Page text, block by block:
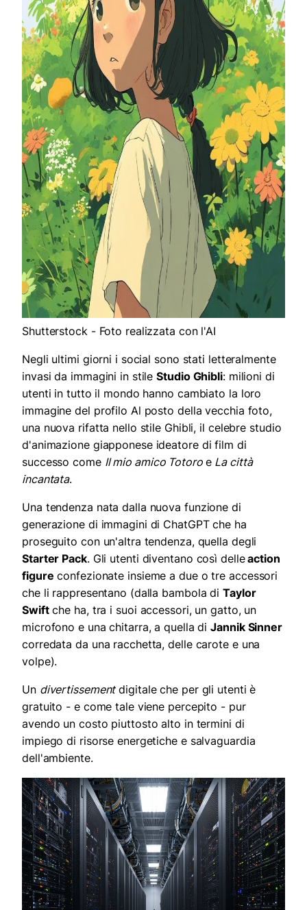
Shutterstock - Foto realizzata con l'AI
Negli ultimi giorni i social sono stati letteralmente
invasi da immagini in stileStudio Ghibli: milioni di
utenti in tutto il mondo hanno cambiato la loro
immagine del profilo Al posto della vecchia foto,
una nuova rifatta nello stile Ghibli, il celebre studio
d'animazione giapponese ideatore di film di
successo come Il mio amico Totoro e La città
incantata.
Una tendenza nata dalla nuova funzione di
generazione di immagini di ChatGPT che ha
proseguito con un'altra tendenza, quella degli
Starter Pack. Gli utenti diventano così delleaction
figure confezionate insieme a due o tre accessori
che li rappresentano (dalla bambola diTaylor
Swiftche ha, tra i suoi accessori, un gatto, un
microfono e una chitarra, a quella diJannik Sinner
corredata da una racchetta, delle carote e una
volpe).
Un divertissementdigitale che per gli utenti è
gratuito - e come tale viene percepito - pur
avendo un costo piuttosto alto in termini di
impiego di risorse energetiche e salvaguardia
dell'ambiente.